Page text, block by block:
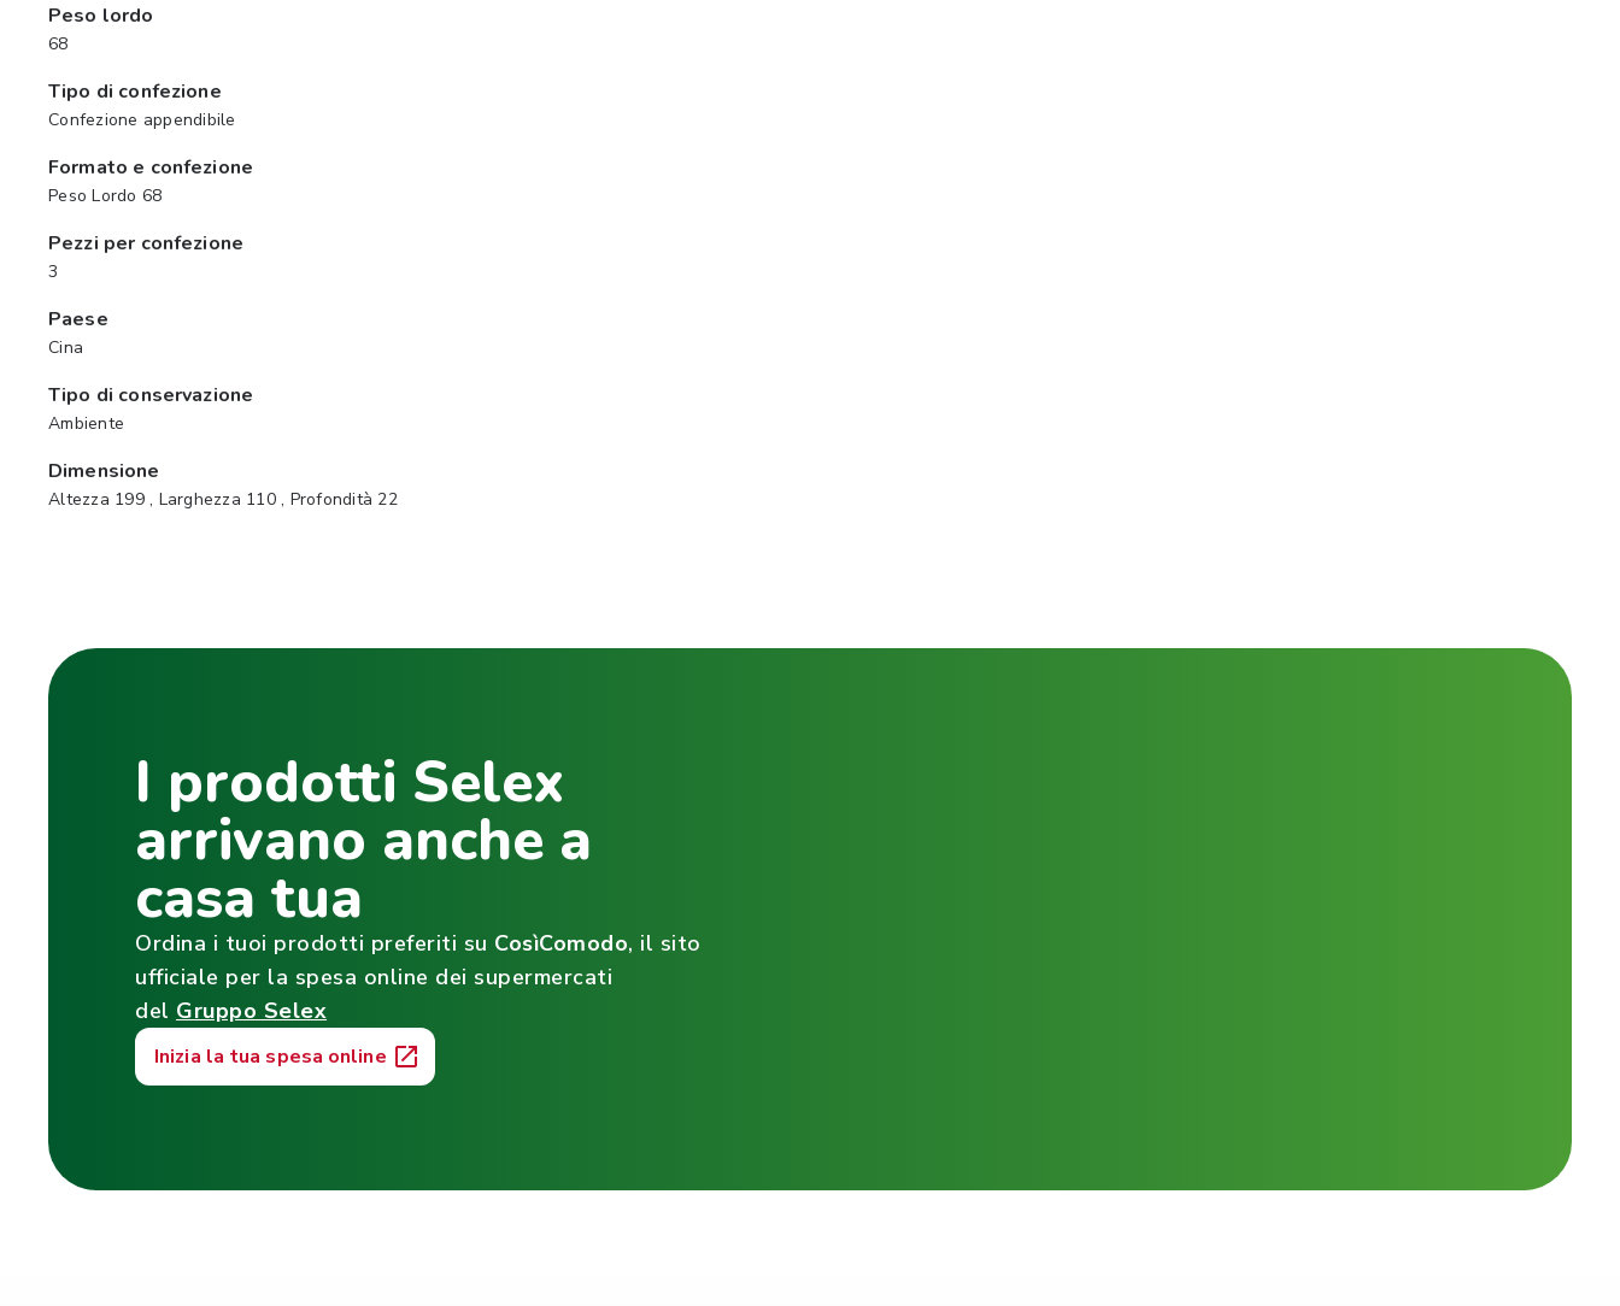
Peso lordo
68
Tipo di confezione
Confezione appendibile
Formato e confezione
Peso Lordo 68
Pezzi per confezione
3
Paese
Cina
Tipo di conservazione
Ambiente
Dimensione
Altezza 199 , Larghezza 110 , Profondità 22
I prodotti Selex
arrivano anche a
casa tua
Ordina i tuoi prodotti preferiti su CosìComodo, il sito
ufficiale per la spesa online dei supermercati
del Gruppo Selex
Inizia la tua spesa online